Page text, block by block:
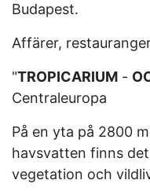
Budapest.
Affärer,
"TROPICARIUM -
Centraleuropa
På en yta på 2800
havsvatten finns
vegetation och